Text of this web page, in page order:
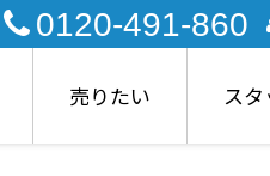
0120-491-860
売りたい ス